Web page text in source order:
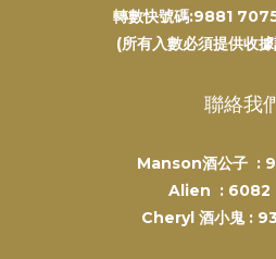
轉數快號碼:9881
(所有入數必須提供收
聯絡我
Manson酒公子 :
Alien : 6082
Cheryl 酒小鬼 :